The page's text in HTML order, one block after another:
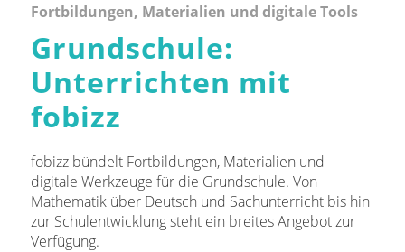
Fortbildungen, Materialien und digitale Tools
Grundschule:
Unterrichten mit
fobizz
fobizz bündelt Fortbildungen, Materialien und
digitale Werkzeuge für die Grundschule. Von
Mathematik über Deutsch und Sachunterricht bis hin
zur Schulentwicklung steht ein breites Angebot zur
Verfügung.